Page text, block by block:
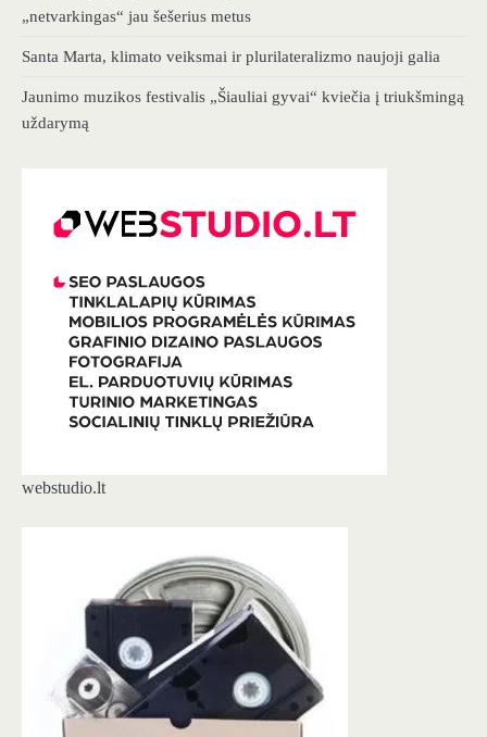
„netvarkingas“ jau šešerius metus
Santa Marta, klimato veiksmai ir plurilateralizmo naujoji galia
Jaunimo muzikos festivalis „Šiauliai gyvai“ kviečia į triukšmingą
uždarymą
webstudio.lt